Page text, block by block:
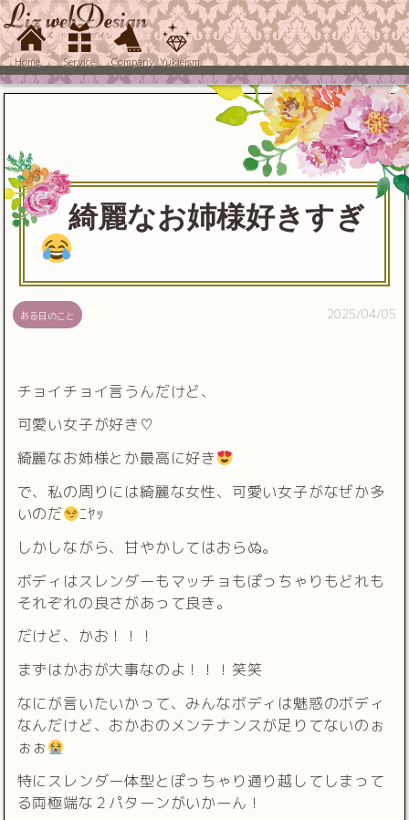
Home Service Company Yukieism
綺麗なお姉様好きすぎ
ある日のこと 2025/04/05
チョイチョイ言うんだけど、
可愛い女子が好き♡
綺麗なお姉様とか最高に好き
で、私の周りには綺麗な女性、可愛い女子がなぜか多
いのだ
ﾆﾔｯ
しかしながら、甘やかしてはおらぬ。
ボディはスレンダーもマッチョもぽっちゃりもどれも
それぞれの良さがあって良き。
だけど、かお！！！
まずはかおが大事なのよ！！！笑笑
なにが言いたいかって、みんなボディは魅惑のボディ
なんだけど、おかおのメンテナンスが足りてないのぉ
ぉぉ
特にスレンダー体型とぽっちゃり通り越してしまって
る両極端な２パターンがいかーん！